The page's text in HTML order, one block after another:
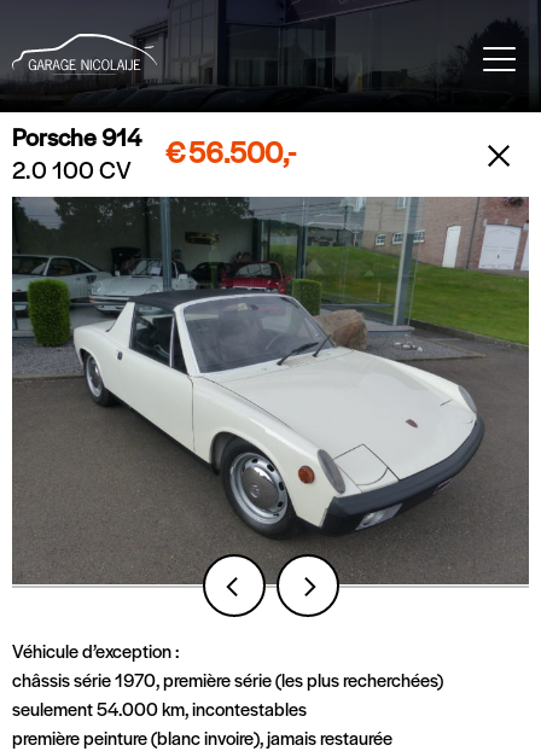
Porsche 914
2.0 100 CV
€56.500,-
Véhicule d’exception :
châssis série 1970, première série (les plus recherchées)
seulement 54.000 km, incontestables
première peinture (blanc invoire), jamais restaurée